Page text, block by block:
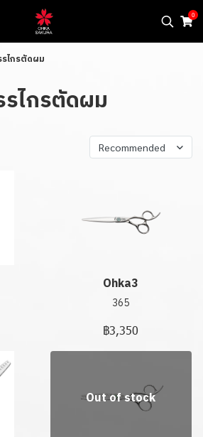
0
ไกรตัดผม
ไกรตัดผม
Recommended
Ohka3
365
฿3,350
Out of stock